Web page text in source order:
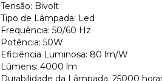
Tensão: Bivolt
Tipo de Lâmpada: Led
Frequência: 50/60 Hz
Potência: 50W
Eficiência Luminosa: 80 lm/W
Lúmens: 4000 lm
Durabilidade da Lâmpada: 25000